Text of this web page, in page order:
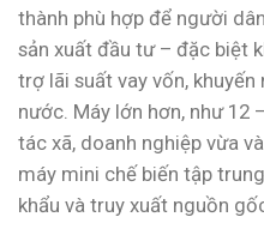
thành phù hợp để người
sản xuất đầu tư – đặc biệt
trợ lãi suất vay vốn,
nước. Máy lớn hơn, như 12
tác xã, doanh nghiệp vừa
máy mini chế biến tập
khẩu và truy xuất nguồn